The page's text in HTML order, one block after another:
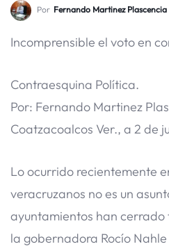
Por Fernando Martinez Plascencia
Incomprensible el voto en
Contraesquina Política.
Por: Fernando Martinez
Coatzacoalcos Ver., a 2 de
Lo ocurrido recientemente
veracruzanos no es un
ayuntamientos han
la gobernadora Rocío